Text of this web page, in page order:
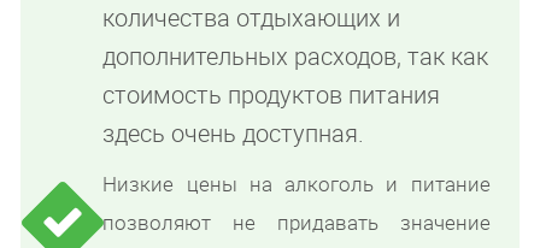
количества отдыхающих и
дополнительных расходов, так как
стоимость продуктов питания
здесь очень доступная.
Низкие цены на алкоголь и питание
позволяют не придавать значение